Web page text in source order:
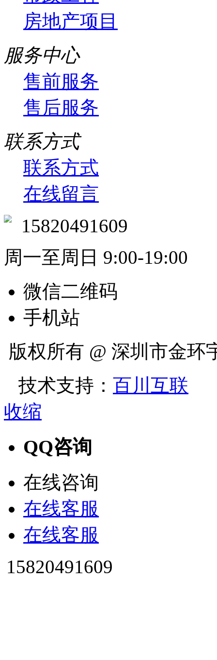
房地产项目
服务中心
售前服务
售后服务
联系方式
联系方式
在线留言
15820491609
周一至周日 9:00-19:00
微信二维码
手机站
版权所有 @ 深圳市金
技术支持： 百川互联
收缩
QQ咨询
在线咨询
在线客服
在线客服
15820491609